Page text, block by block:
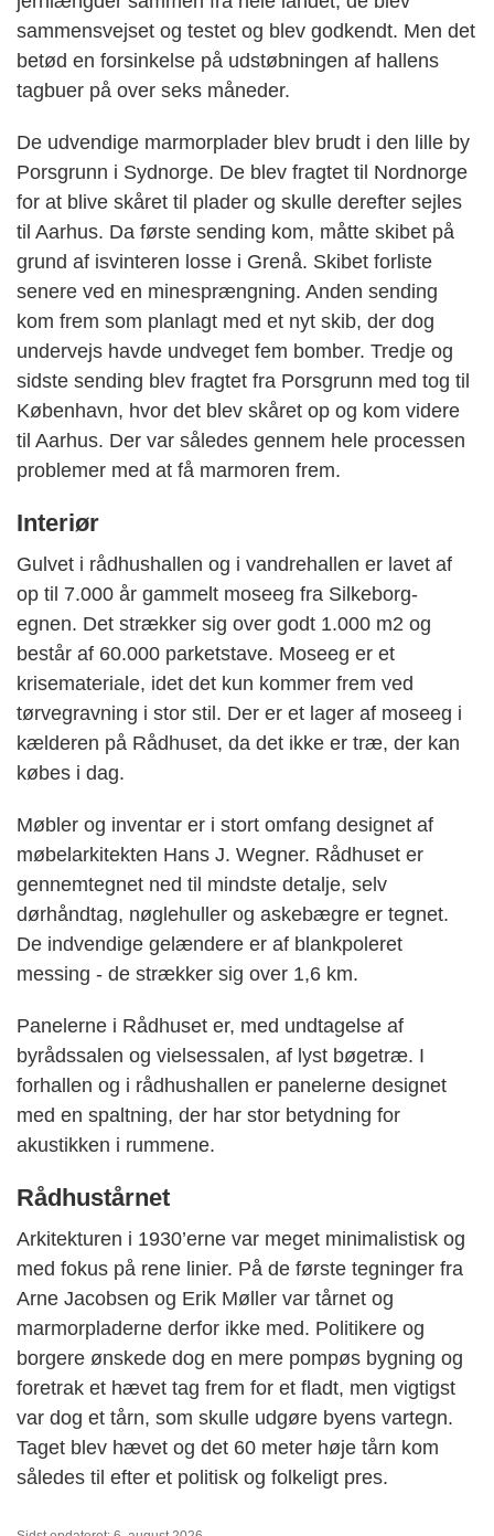
sammensvejset og testet og blev godkendt. Men det
betød en forsinkelse på udstøbningen af hallens
tagbuer på over seks måneder.
De udvendige marmorplader blev brudt i den lille by
Porsgrunn i Sydnorge. De blev fragtet til Nordnorge
for at blive skåret til plader og skulle derefter sejles
til Aarhus. Da første sending kom, måtte skibet på
grund af isvinteren losse i Grenå. Skibet forliste
senere ved en minesprængning. Anden sending
kom frem som planlagt med et nyt skib, der dog
undervejs havde undveget fem bomber. Tredje og
sidste sending blev fragtet fra Porsgrunn med tog til
København, hvor det blev skåret op og kom videre
til Aarhus. Der var således gennem hele processen
problemer med at få marmoren frem.
Interiør
Gulvet i rådhushallen og i vandrehallen er lavet af
op til 7.000 år gammelt moseeg fra Silkeborg-
egnen. Det strækker sig over godt 1.000 m2 og
består af 60.000 parketstave. Moseeg er et
krisemateriale, idet det kun kommer frem ved
tørvegravning i stor stil. Der er et lager af moseeg i
kælderen på Rådhuset, da det ikke er træ, der kan
købes i dag.
Møbler og inventar er i stort omfang designet af
møbelarkitekten Hans J. Wegner. Rådhuset er
gennemtegnet ned til mindste detalje, selv
dørhåndtag, nøglehuller og askebægre er tegnet.
De indvendige gelændere er af blankpoleret
messing - de strækker sig over 1,6 km.
Panelerne i Rådhuset er, med undtagelse af
byrådssalen og vielsessalen, af lyst bøgetræ. I
forhallen og i rådhushallen er panelerne designet
med en spaltning, der har stor betydning for
akustikken i rummene.
Rådhustårnet
Arkitekturen i 1930’erne var meget minimalistisk og
med fokus på rene linier. På de første tegninger fra
Arne Jacobsen og Erik Møller var tårnet og
marmorpladerne derfor ikke med. Politikere og
borgere ønskede dog en mere pompøs bygning og
foretrak et hævet tag frem for et fladt, men vigtigst
var dog et tårn, som skulle udgøre byens vartegn.
Taget blev hævet og det 60 meter høje tårn kom
således til efter et politisk og folkeligt pres.